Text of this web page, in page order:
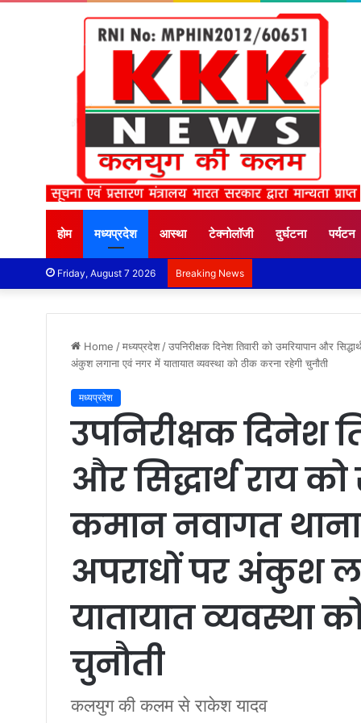
होम मध्यप्रदेश आस्था टेक्नोलॉजी दुर्घटना पर्यटन
Friday, August 7 2026 Breaking News
Home /मध्यप्रदेश /उपनिरीक्षक दिनेश तिवारी को उमरियापान और
अंकुश लगाना एवं नगर में यातायात व्यवस्था को ठीक करना रहेगी चुनौती
मध्यप्रदेश
उपनिरीक्षक दिनेश
और सिद्धार्थ राय को
कमान नवागत थाना
अपराधों पर अंकुश
यातायात व्यवस्था
चुनौती
कलयुग की कलम से राकेश यादव